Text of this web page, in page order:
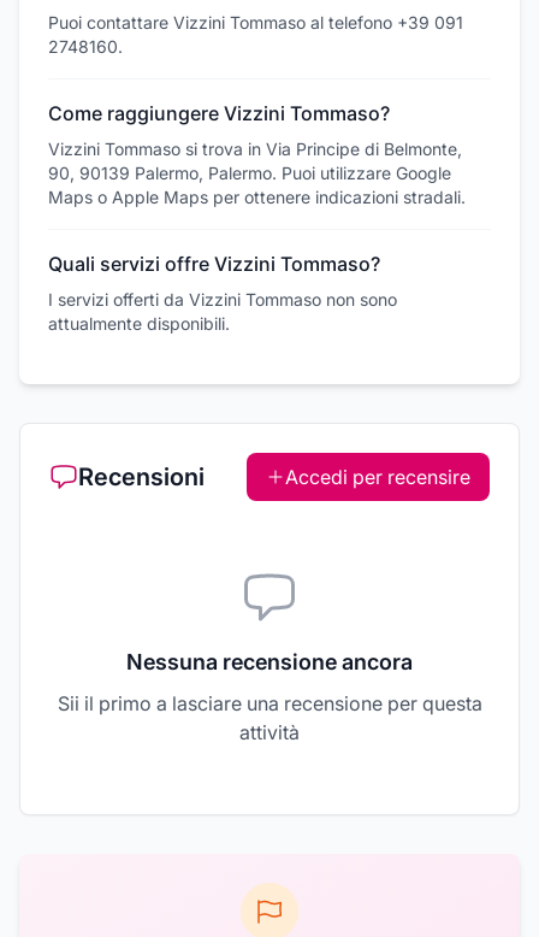
Puoi contattare Vizzini Tommaso al telefono +39 091
2748160.
Come raggiungere Vizzini Tommaso?
Vizzini Tommaso si trova in Via Principe di Belmonte,
90, 90139 Palermo, Palermo. Puoi utilizzare Google
Maps o Apple Maps per ottenere indicazioni stradali.
Quali servizi offre Vizzini Tommaso?
I servizi offerti da Vizzini Tommaso non sono
attualmente disponibili.
Recensioni Accedi per recensire
Nessuna recensione ancora
Sii il primo a lasciare una recensione per questa
attività